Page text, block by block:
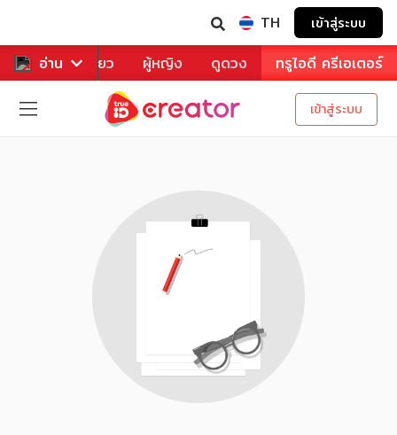
TH เข้าสู่ระบบ
อ่าน
หาร ท่องเที่ยว ผู้หญิง ดูดวง ทรูไอดี ครีเอเตอร์
เข้าสู่ระบบ